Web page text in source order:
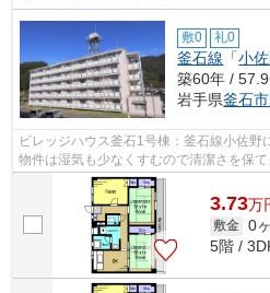
敷0 礼0
釜石線 「小
築60年 /
岩手県釜石市
ビレッジハウス釜石1号棟：釜石線小佐野
物件は湿気も少なくすむので清潔さを保
ションタイプの物件です。忙しいあなた...
3.73万
敷金 0
5階 /